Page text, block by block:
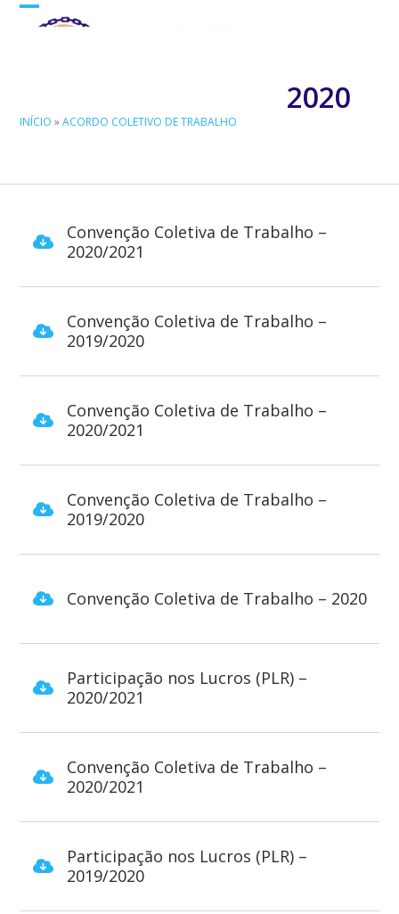
Skip
Open
Close
2020
INÍCIO »ACORDO COLETIVO DE TRABALHO
Convenção Coletiva de Trabalho –
2020/2021
Convenção Coletiva de Trabalho –
2019/2020
Convenção Coletiva de Trabalho –
2020/2021
Convenção Coletiva de Trabalho –
2019/2020
Convenção Coletiva de Trabalho – 2020
Participação nos Lucros (PLR) –
2020/2021
Convenção Coletiva de Trabalho –
2020/2021
Participação nos Lucros (PLR) –
2019/2020